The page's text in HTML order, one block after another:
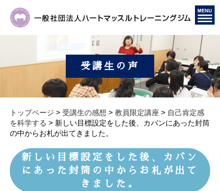
受講生の声
トップページ > 受講生の感想 > 教員限定講座 > 自己肯定感
を科学する > 新しい目標設定をした後、カバンにあった封筒
の中からお札が出てきました。
新しい目標設定をした後、カバン
にあった封筒の中からお札が出て
きました。